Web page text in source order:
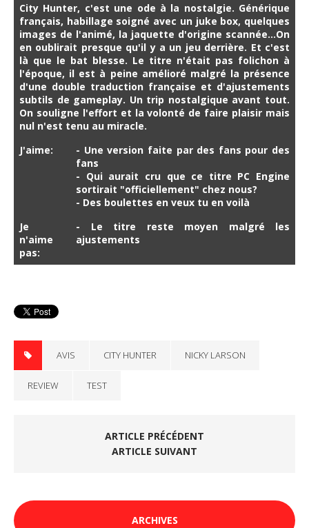
City Hunter, c'est une ode à la nostalgie. Générique
français, habillage soigné avec un juke box, quelques
images de l'animé, la jaquette d'origine scannée...On
en oublirait presque qu'il y a un jeu derrière. Et c'est
là que le bat blesse. Le titre n'était pas folichon à
l'époque, il est à peine amélioré malgré la présence
d'une double traduction française et d'ajustements
subtils de gameplay. Un trip nostalgique avant tout.
On souligne l'effort et la volonté de faire plaisir mais
nul n'est tenu au miracle.
J'aime:
- Une version faite par des fans pour des
fans
- Qui aurait cru que ce titre PC Engine
sortirait "officiellement" chez nous?
- Des boulettes en veux tu en voilà
Je
n'aime
pas:
- Le titre reste moyen malgré les
ajustements
AVIS CITY HUNTER NICKY LARSON
REVIEW TEST
ARTICLE PRÉCÉDENT
ARTICLE SUIVANT
ARCHIVES